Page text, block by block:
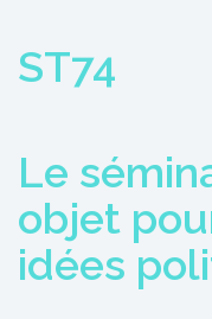
ST74
Le
objet
idées